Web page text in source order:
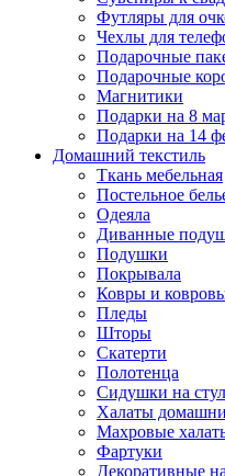
Футляры для
Чехлы для
Подарочные
Подарочные
Магнитики
Подарки на 8
Подарки на 14
Домашний текстиль
Ткань мебельная
Постельное
Одеяла
Диванные
Подушки
Покрывала
Ковры и
Пледы
Шторы
Скатерти
Полотенца
Сидушки на
Халаты
Махровые
Фартуки
Декоративные